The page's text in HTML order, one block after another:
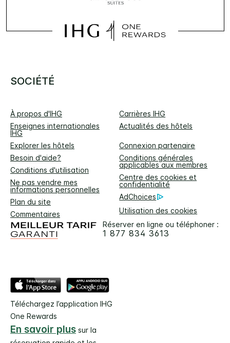
SOCIÉTÉ
À propos d'IHG
Carrières IHG
Enseignes internationales
IHG
Actualités des hôtels
Explorer les hôtels
Connexion partenaire
Besoin d'aide?
Conditions générales
applicables aux membres
Conditions d'utilisation
Centre des cookies et
confidentialité
Ne pas vendre mes
informations personnelles
AdChoices
Plan du site
Utilisation des cookies
Commentaires
Réserver en ligne ou téléphoner :
1 877 834 3613
Téléchargez l’application IHG
One Rewards
En savoir plus sur la